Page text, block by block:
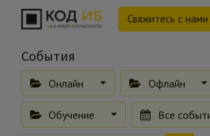
Свяжитесь с нами
События
Онлайн Офлайн
Обучение Все